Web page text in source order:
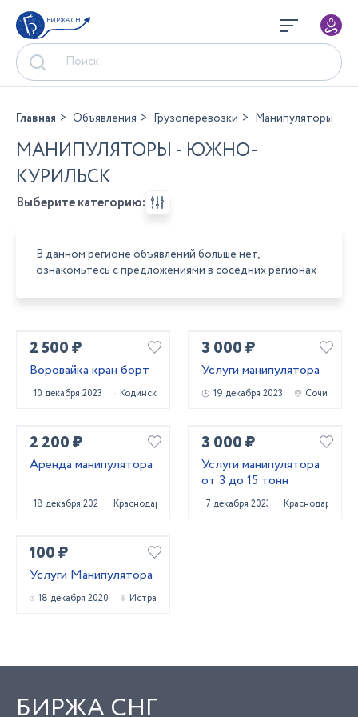
БИРЖА СНГ
Главная Объявления Грузоперевозки Манипуляторы
МАНИПУЛЯТОРЫ - ЮЖНО-
КУРИЛЬСК
Выберите категорию:
В данном регионе объявлений больше нет,
ознакомьтесь с предложениями в соседних регионах
2 500 ₽
Воровайка кран борт
10 декабря 2023 Кодинск
3 000 ₽
Услуги манипулятора
19 декабря 2023 Сочи
2 200 ₽
Аренда манипулятора
18 декабря 2022 Краснодар
3 000 ₽
Услуги манипулятора
от 3 до 15 тонн
7 декабря 2023 Краснодар
100 ₽
Услуги Манипулятора
18 декабря 2020 Истра
БИРЖА СНГ